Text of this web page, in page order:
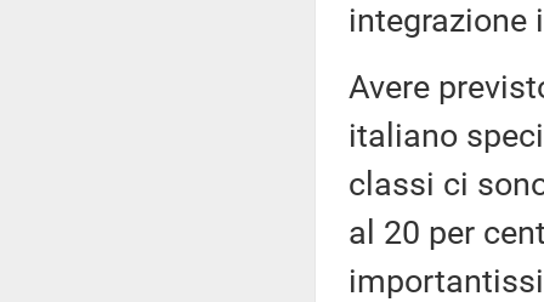
integrazione
Avere
italiano
classi ci
al 20 per